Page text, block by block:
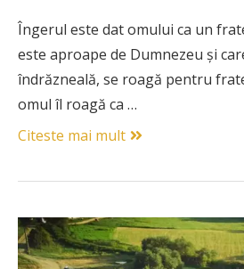
Îngerul este dat omului ca un
este aproape de Dumnezeu și
îndrăzneală, se roagă pentru
omul îl roagă ca …
Citeste mai mult